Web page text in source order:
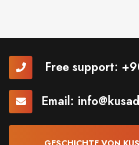
Free support:
Email: